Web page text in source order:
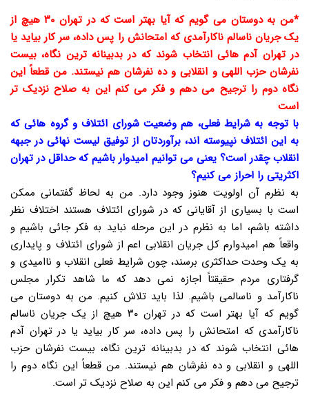
*من به دوستان می گویم که آیا بهتر است که در تهران ۳۰ هیچ از
یک جریان ناسالم ناکارآمدی که امتحانش را پس داده، سر کار بیاید یا
در تهران آدم هائی انتخاب شوند که در بدبینانه ترین نگاه، بیست
نفرشان حزب اللهی و انقلابی و ده نفرشان هم نیستند. من قطعاً این
نگاه دوم را ترجیح می دهم و فکر می کنم این به صلاح نزدیک تر
است
با توجه به شرایط فعلی، هم وضعیت شورای ائتلاف و گروه هائی که
به این ائتلاف نپیوسته اند، برآوردتان از توفیق لیست نهائی در جبهه
انقلاب چقدر است؟ یعنی می توانیم امیدوار باشیم که حداقل در تهران
اکثریتی را احراز می کنیم؟
به نظرم آن اولویت هنوز وجود دارد. من به لحاظ گفتمانی ممکن
است با بسیاری از آقایانی که در شورای ائتلاف هستند اختلاف نظر
داشته باشم، اما به نظرم در این مرحله نباید به فکر جائی باشیم و
واقعاً هم امیدوارم کل جریان انقلابی اعم از شورای ائتلاف و پایداری
به یک وحدت حداکثری برسند، چون شرایط فعلی انقلاب و ناامیدی و
گرفتاری مردم حقیقتاً اجازه نمی دهد که ما شاهد تکرار مجلس
ناکارآمد و ناسالمی باشیم. لذا باید تلاش کنیم. من به دوستان می
گویم که آیا بهتر است که در تهران ۳۰ هیچ از یک جریان ناسالم
ناکارآمدی که امتحانش را پس داده، سر کار بیاید یا در تهران آدم
هائی انتخاب شوند که در بدبینانه ترین نگاه، بیست نفرشان حزب
اللهی و انقلابی و ده نفرشان هم نیستند. من قطعاً این نگاه دوم را
ترجیح می دهم و فکر می کنم این به صلاح نزدیک تر است.